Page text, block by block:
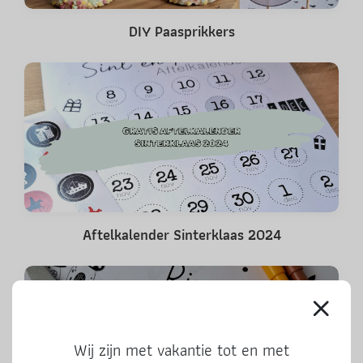
DIY Paasprikkers
Aftelkalender Sinterklaas 2024
Wij zijn met vakantie tot en met